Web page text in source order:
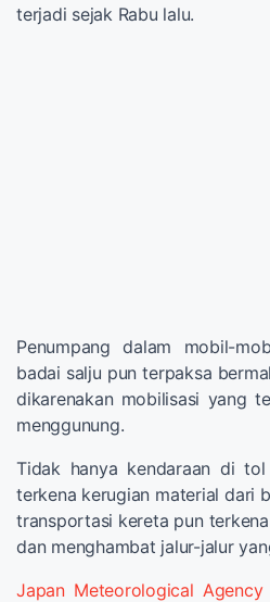
terjadi sejak Rabu lalu.
Penumpang dalam mobil-
badai salju pun terpaksa
dikarenakan mobilisasi yang
menggunung.
Tidak hanya kendaraan di
terkena kerugian material dari
transportasi kereta pun
dan menghambat jalur-jalur
Japan Meteorological Agency